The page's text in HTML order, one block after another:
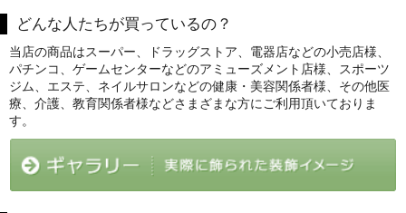
どんな人たちが買っているの？
当店の商品はスーパー、ドラッグストア、電器店などの小売店様、
パチンコ、ゲームセンターなどのアミューズメント店様、スポーツ
ジム、エステ、ネイルサロンなどの健康・美容関係者様、その他医
療、介護、教育関係者様などさまざまな方にご利用頂いておりま
す。